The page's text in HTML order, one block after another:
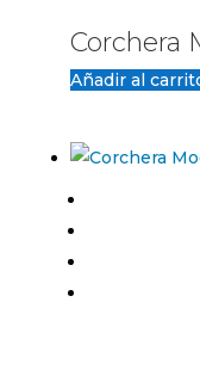
Corchera
Añadir al